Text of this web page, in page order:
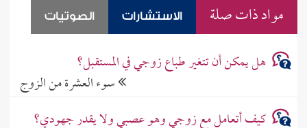
مواد ذات صلة الاستشارات الصوتيات
هل يمكن أن تتغير طباع زوجي في المستقبل؟
سوء العشرة من الزوج
كيف أتعامل مع زوجي وهو عصبي ولا يقدر جهودي؟